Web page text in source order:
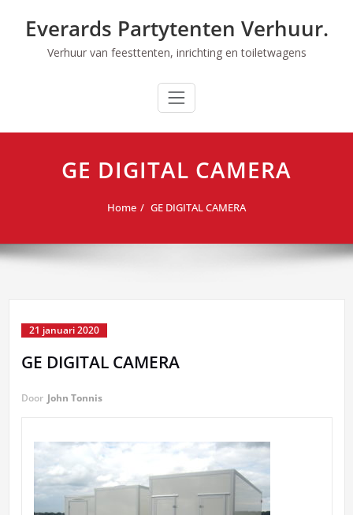
Everards Partytenten Verhuur.
Verhuur van feesttenten, inrichting en toiletwagens
GE DIGITAL CAMERA
Home GE DIGITAL CAMERA
21 januari 2020
GE DIGITAL CAMERA
Door John Tonnis